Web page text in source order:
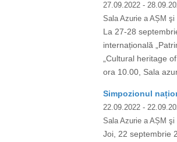
27.09.2022 -
Sala Azurie a AȘM şi
La 27-28
internațională
„Cultural heritage
ora 10.00, Sala
Simpozionul
22.09.2022 -
Sala Azurie a AȘM şi
Joi, 22 septembrie